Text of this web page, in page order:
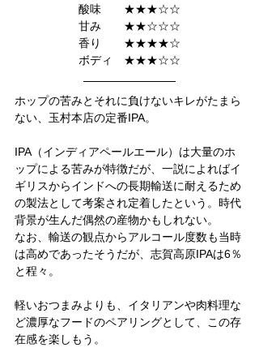
酸味　　★★★☆☆
甘み　　★★☆☆☆
香り　　★★★★☆
ボディ　★★★☆☆
ホップの苦みとそれに負けないキレがたまら
ない、玉村本店の定番IPA。
IPA（インディアペールエール）は大量のホ
ップによる苦みが特徴だが、一説によればイ
ギリスからインドへの長期輸送に耐えるため
の製法として考案され定着したという。時代
背景が生んだ偶然の産物かもしれない。
なお、輸送の観点からアルコール度数も当時
は高めであったそうだが、志賀高原IPAは6％
と程々。
軽いおつまみよりも、イタリアンや肉料理な
ど濃厚なフードのペアリングとして、この存
在感を楽しもう。